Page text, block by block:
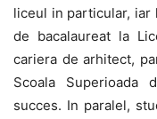
liceul in particular, iar
de bacalaureat la
cariera de arhitect,
Scoala Superioada
succes. In paralel,